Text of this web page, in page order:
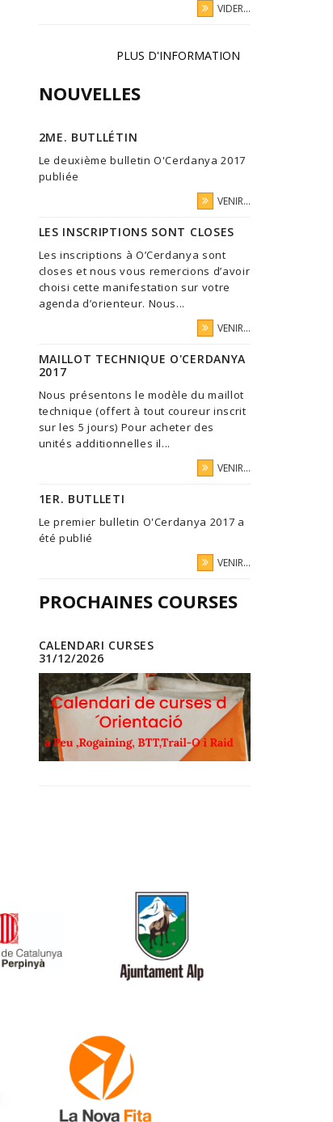
VIDER...
PLUS D'INFORMATION
NOUVELLES
2ME. BUTLLÉTIN
Le deuxième bulletin O'Cerdanya 2017
publiée
VENIR...
LES INSCRIPTIONS SONT CLOSES
Les inscriptions à O’Cerdanya sont
closes et nous vous remercions d’avoir
choisi cette manifestation sur votre
agenda d’orienteur. Nous...
VENIR...
MAILLOT TECHNIQUE O'CERDANYA
2017
Nous présentons le modèle du maillot
technique (offert à tout coureur inscrit
sur les 5 jours) Pour acheter des
unités additionnelles il...
VENIR...
1ER. BUTLLETI
Le premier bulletin O'Cerdanya 2017 a
été publié
VENIR...
PROCHAINES COURSES
CALENDARI CURSES
31/12/2026